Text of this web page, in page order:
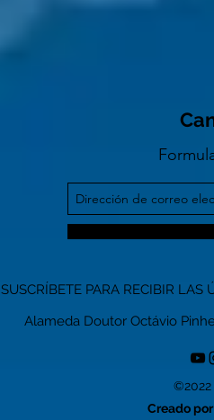
SUSCRÍBETE PARA RECIBIR LAS
Alameda Doutor Octávio
©2022
Creado